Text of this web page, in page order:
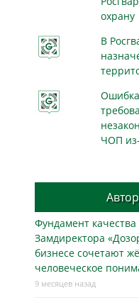
охрану
В
ЧОП
Фундамент
Замдиректора
бизнесe сочетают
человеческое
9 месяцев назад